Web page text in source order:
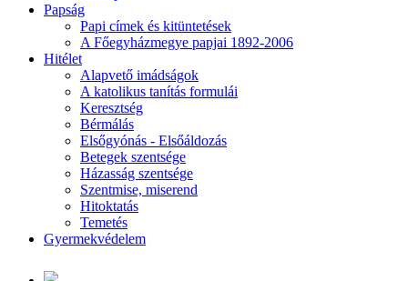
Papság
Papi címek és kitüntetések
A Főegyházmegye papjai 1892-2006
Hitélet
Alapvető imádságok
A katolikus tanítás formulái
Keresztség
Bérmálás
Elsőgyónás - Elsőáldozás
Betegek szentsége
Házasság szentsége
Szentmise, miserend
Hitoktatás
Temetés
Gyermekvédelem